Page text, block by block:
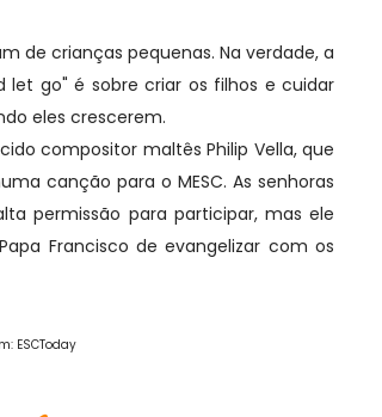
de crianças pequenas. Na verdade, a
let go" é sobre criar os filhos e cuidar
eles crescerem.
compositor maltês Philip Vella, que
canção para o MESC. As senhoras
permissão para participar, mas ele
Francisco de evangelizar com os
ESCToday